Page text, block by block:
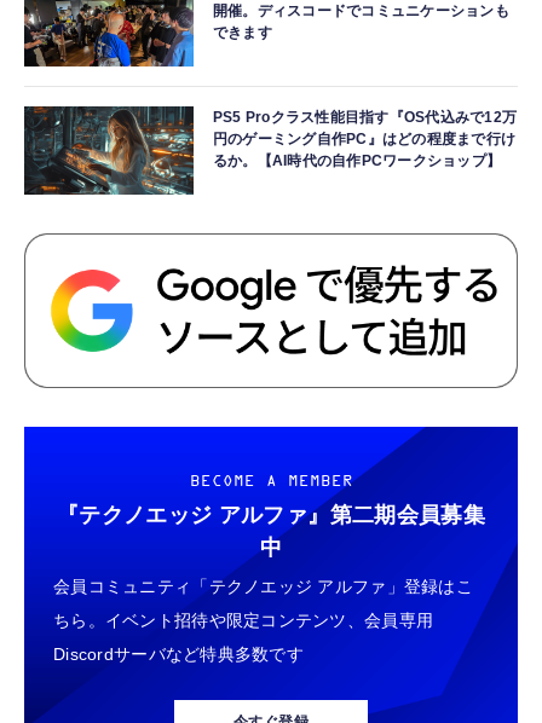
開催。ディスコードでコミュニケーションも
できます
PS5 Proクラス性能目指す『OS代込みで12万
円のゲーミング自作PC』はどの程度まで行け
るか。【AI時代の自作PCワークショップ】
BECOME A MEMBER
『テクノエッジ アルファ』 第二期会員募集
中
会員コミュニティ「テクノエッジ アルファ」登録はこ
ちら。イベント招待や限定コンテンツ、会員専用
Discordサーバなど特典多数です